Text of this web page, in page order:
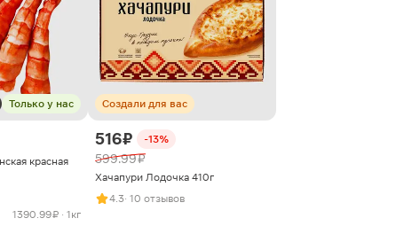
Только у нас
красная
1390.99 ₽ · 1кг
Создали для вас
516 ₽ -13%
599.99 ₽
Хачапури Лодочка 410г
4.3· 10 отзывов